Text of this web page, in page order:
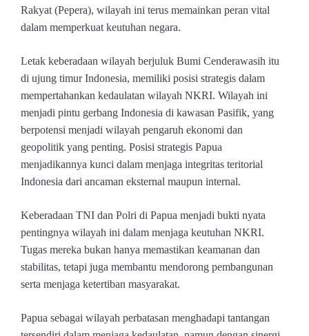
Rakyat (Pepera), wilayah ini terus memainkan peran vital
dalam memperkuat keutuhan negara.
Letak keberadaan wilayah berjuluk Bumi Cenderawasih itu
di ujung timur Indonesia, memiliki posisi strategis dalam
mempertahankan kedaulatan wilayah NKRI. Wilayah ini
menjadi pintu gerbang Indonesia di kawasan Pasifik, yang
berpotensi menjadi wilayah pengaruh ekonomi dan
geopolitik yang penting. Posisi strategis Papua
menjadikannya kunci dalam menjaga integritas teritorial
Indonesia dari ancaman eksternal maupun internal.
Keberadaan TNI dan Polri di Papua menjadi bukti nyata
pentingnya wilayah ini dalam menjaga keutuhan NKRI.
Tugas mereka bukan hanya memastikan keamanan dan
stabilitas, tetapi juga membantu mendorong pembangunan
serta menjaga ketertiban masyarakat.
Papua sebagai wilayah perbatasan menghadapi tantangan